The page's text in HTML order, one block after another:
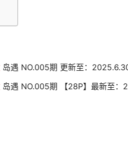
岛遇 NO.005期 更新至：
岛遇 NO.005期 【28P】最新至：